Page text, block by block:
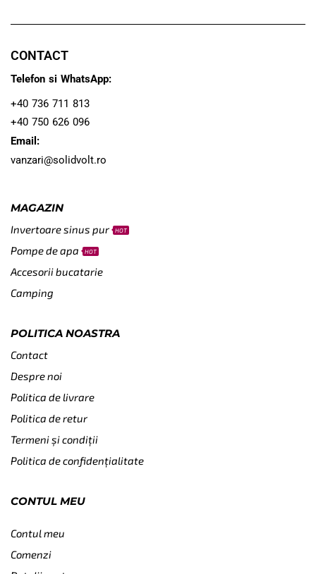
CONTACT
Telefon si WhatsApp:
+40 736 711 813
+40 750 626 096
Email:
vanzari@solidvolt.ro
MAGAZIN
Invertoare sinus pur HOT
Pompe de apa HOT
Accesorii bucatarie
Camping
POLITICA NOASTRA
Contact
Despre noi
Politica de livrare
Politica de retur
Termeni și condiții
Politica de confidențialitate
CONTUL MEU
Contul meu
Comenzi